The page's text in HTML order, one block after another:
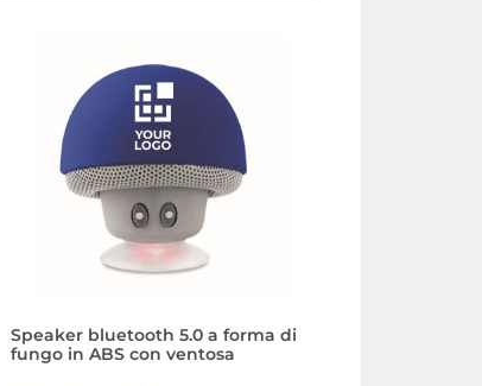
Speaker bluetooth 5.0 a forma di
fungo in ABS con ventosa